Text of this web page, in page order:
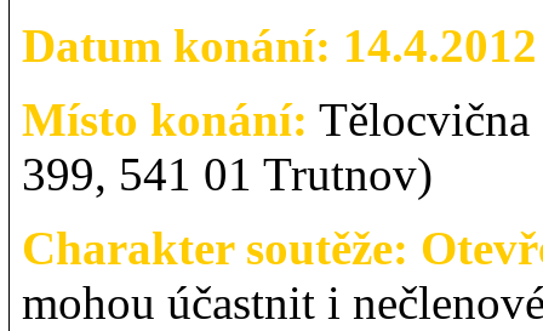
Datum konání: 14.4.2012
Místo konání: Tělocvična
399, 541 01 Trutnov)
Charakter soutěže:
mohou účastnit i